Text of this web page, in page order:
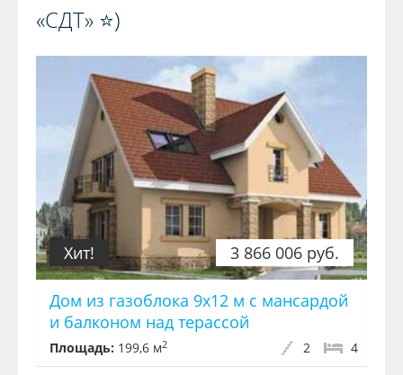
«СДТ» ⭐️)️
3 866 006 руб.
Хит!
Дом из газоблока 9х12 м с мансардой
и балконом над терассой
Площадь: 199,6 м2 4
2